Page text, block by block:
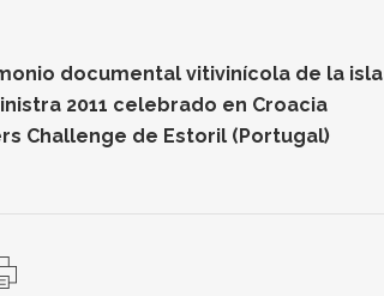
documental vitivinícola de la isla
2011 celebrado en Croacia
Challenge de Estoril (Portugal)